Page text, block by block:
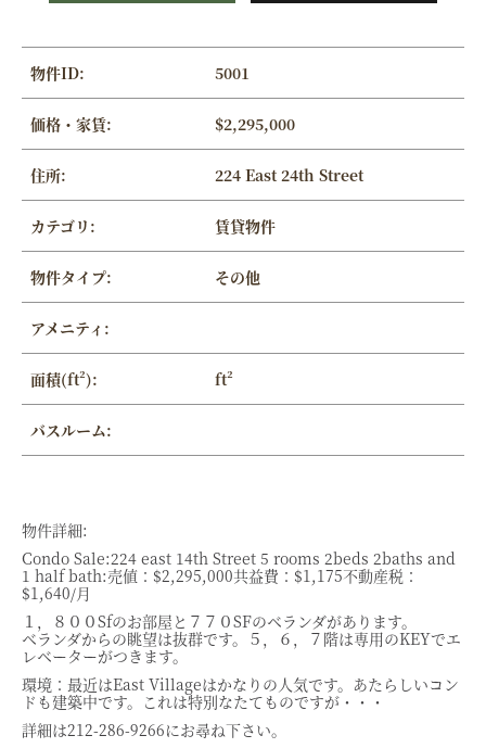
物件ID: 5001
価格・家賃: $2,295,000
住所: 224 East 24th Street
カテゴリ: 賃貸物件
物件タイプ: その他
アメニティ:
面積(ft²): ft²
バスルーム:
物件詳細:
Condo Sale:224 east 14th Street 5 rooms 2beds 2baths and
1 half bath:売値：$2,295,000共益費：$1,175不動産税：
$1,640/月
１，８００Sfのお部屋と７７０SFのベランダがあります。
ベランダからの眺望は抜群です。５，６，７階は専用のKEYでエ
レベーターがつきます。
環境：最近はEast Villageはかなりの人気です。あたらしいコン
ドも建築中です。これは特別なたてものですが・・・
詳細は212-286-9266にお尋ね下さい。